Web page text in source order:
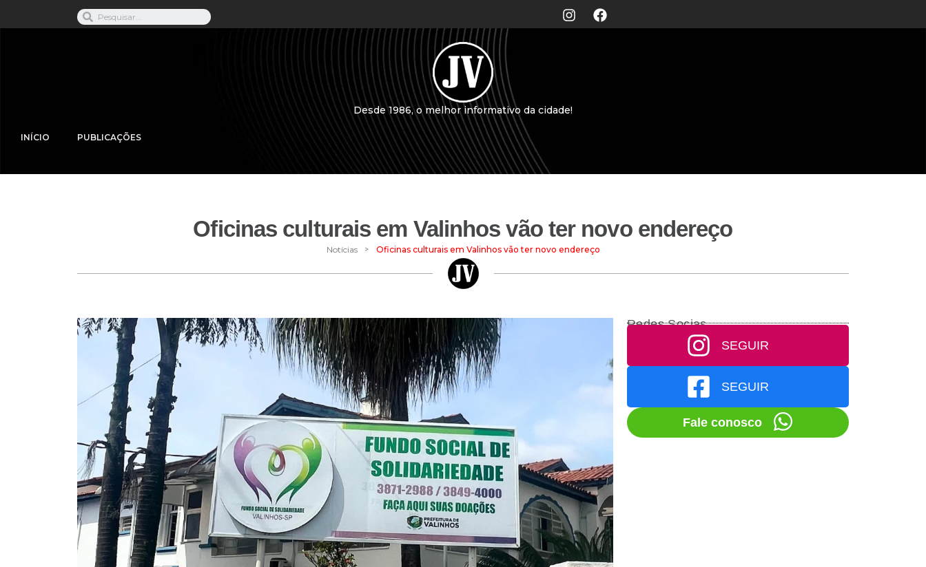
Desde 1986, o melhor informativo da cidade!
INÍCIO PUBLICAÇÕES
Oficinas culturais em Valinhos vão ter novo endereço
Notícias > Oficinas culturais em Valinhos vão ter novo endereço
Redes Socias
SEGUIR
SEGUIR
Fale conosco